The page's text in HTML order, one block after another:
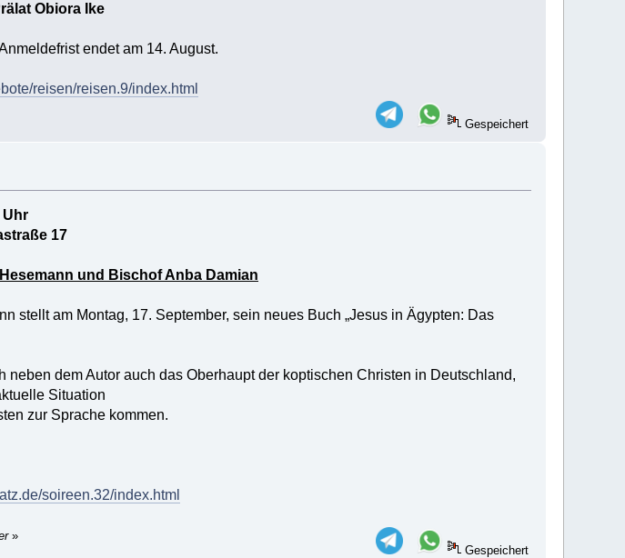
Obiora Ike
endet am 14. August.
reisen/reisen.9/index.html
Gespeichert
17
und Bischof Anba Damian
stellt am Montag, 17. September, sein neues Buch „Jesus in Ägypten: Das
dem Autor auch das Oberhaupt der koptischen Christen in Deutschland,
Situation
zur Sprache kommen.
soireen.32/index.html
»
Gespeichert